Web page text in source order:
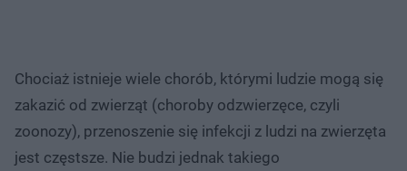
Chociaż istnieje wiele chorób, którymi ludzie mogą się
zakazić od zwierząt (choroby odzwierzęce, czyli
zoonozy), przenoszenie się infekcji z ludzi na zwierzęta
jest częstsze. Nie budzi jednak takiego